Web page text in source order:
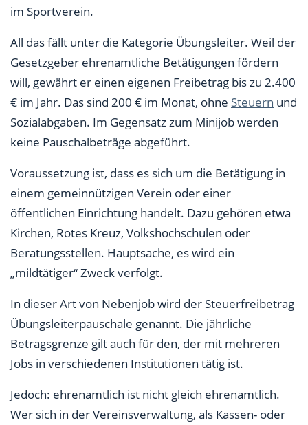
im Sportverein.
All das fällt unter die Kategorie Übungsleiter. Weil der
Gesetzgeber ehrenamtliche Betätigungen fördern
will, gewährt er einen eigenen Freibetrag bis zu 2.400
€ im Jahr. Das sind 200 € im Monat, ohne Steuern und
Sozialabgaben. Im Gegensatz zum Minijob werden
keine Pauschalbeträge abgeführt.
Voraussetzung ist, dass es sich um die Betätigung in
einem gemeinnützigen Verein oder einer
öffentlichen Einrichtung handelt. Dazu gehören etwa
Kirchen, Rotes Kreuz, Volkshochschulen oder
Beratungsstellen. Hauptsache, es wird ein
„mildtätiger“ Zweck verfolgt.
In dieser Art von Nebenjob wird der Steuerfreibetrag
Übungsleiterpauschale genannt. Die jährliche
Betragsgrenze gilt auch für den, der mit mehreren
Jobs in verschiedenen Institutionen tätig ist.
Jedoch: ehrenamtlich ist nicht gleich ehrenamtlich.
Wer sich in der Vereinsverwaltung, als Kassen- oder